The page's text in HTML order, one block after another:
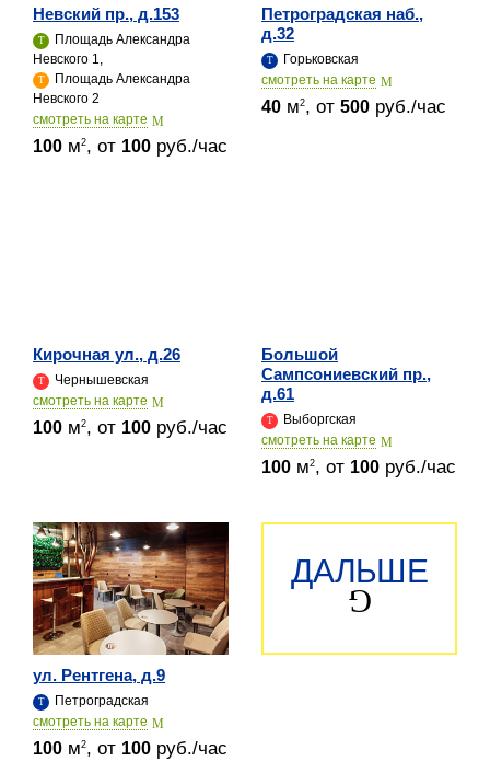
Невский пр., д.153
Площадь Александра
Невского 1,
Площадь Александра
Невского 2
cмотреть на карте
100 м2, от 100 руб./час
Петроградская наб.,
д.32
Горьковская
cмотреть на карте
40 м2, от 500 руб./час
Кирочная ул., д.26
Чернышевская
cмотреть на карте
100 м2, от 100 руб./час
Большой
Сампсониевский пр.,
д.61
Выборгская
cмотреть на карте
100 м2, от 100 руб./час
ул. Рентгена, д.9
Петроградская
cмотреть на карте
100 м2, от 100 руб./час
ДАЛЬШЕ